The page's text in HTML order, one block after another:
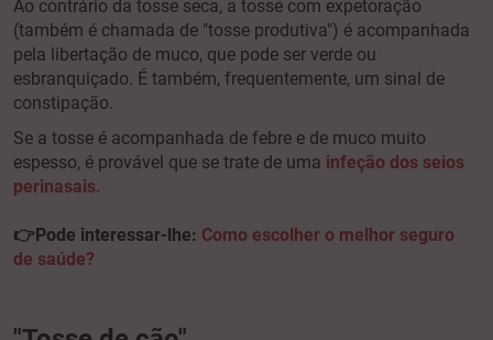
Ao contrário da tosse seca, a tosse com expetoração
(também é chamada de "tosse produtiva") é acompanhada
pela libertação de muco, que pode ser verde ou
esbranquiçado. É também, frequentemente, um sinal de
constipação.
Se a tosse é acompanhada de febre e de muco muito
espesso, é provável que se trate de uma infeção dos seios
perinasais.
👉Pode interessar-lhe: Como escolher o melhor seguro
de saúde?